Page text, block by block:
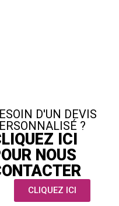
D'UN DEVIS
?
ICI
NOUS
CLIQUEZ ICI